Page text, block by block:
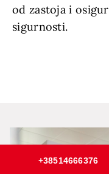
od zastoja i
sigurnosti.
+38514666376